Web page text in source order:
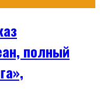
полный